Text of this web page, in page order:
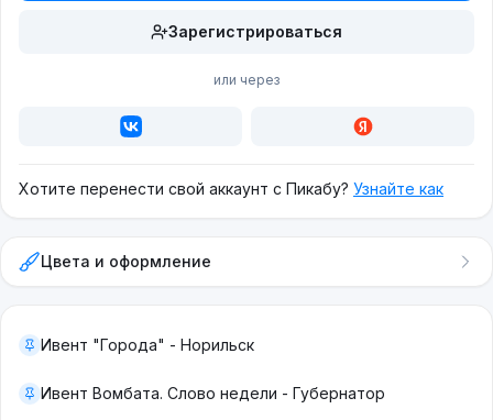
Зарегистрироваться
или через
Хотите перенести свой аккаунт с Пикабу? Узнайте как
Цвета и оформление
Ивент "Города" - Норильск
Ивент Вомбата. Слово недели - Губернатор